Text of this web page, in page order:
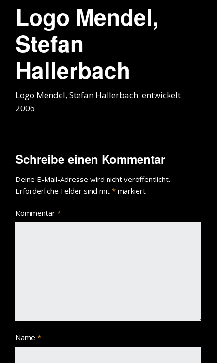
Logo Mendel,
Stefan
Hallerbach
Logo Mendel, Stefan Hallerbach, entwickelt
2006
Schreibe einen Kommentar
Deine E-Mail-Adresse wird nicht veröffentlicht.
Erforderliche Felder sind mit * markiert
Kommentar *
Name *